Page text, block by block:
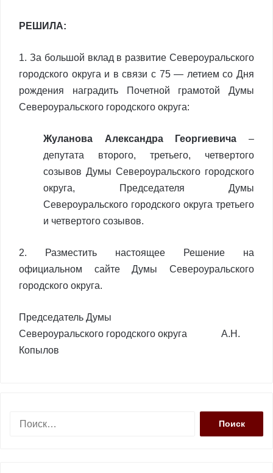
РЕШИЛА:
1. За большой вклад в развитие Североуральского
городского округа и в связи с 75 — летием со Дня
рождения наградить Почетной грамотой Думы
Североуральского городского округа:
Жуланова Александра Георгиевича –
депутата второго, третьего, четвертого
созывов Думы Североуральского городского
округа, Председателя Думы
Североуральского городского округа третьего
и четвертого созывов.
2. Разместить настоящее Решение на
официальном сайте Думы Североуральского
городского округа.
Председатель Думы
Североуральского городского округа А.Н.
Копылов